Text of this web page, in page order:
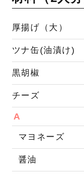
厚揚げ（大）
ツナ缶(油漬け)
黒胡椒
チーズ
A
マヨネーズ
醤油